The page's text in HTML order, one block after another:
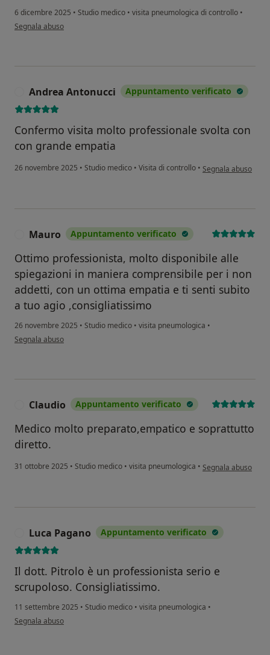
6 dicembre 2025 • Studio medico • visita pneumologica di controllo •
secondo l'opinione dell'utente Fausta
Segnala abuso
Andrea Antonucci Appuntamento verificato
Confermo visita molto professionale svolta con
con grande empatia
26 novembre 2025 • Studio medico • Visita di controllo • secondo l'opinione
Segnala abuso
Mauro Appuntamento verificato
Ottimo professionista, molto disponibile alle
spiegazioni in maniera comprensibile per i non
addetti, con un ottima empatia e ti senti subito
a tuo agio ,consigliatissimo
26 novembre 2025 • Studio medico • visita pneumologica •
secondo l'opinione dell'utente Mauro
Segnala abuso
Claudio Appuntamento verificato
Medico molto preparato,empatico e soprattutto
diretto.
31 ottobre 2025 • Studio medico • visita pneumologica • secondo l'opinione
Segnala abuso
Luca Pagano Appuntamento verificato
Il dott. Pitrolo è un professionista serio e
scrupoloso. Consigliatissimo.
11 settembre 2025 • Studio medico • visita pneumologica •
secondo l'opinione dell'utente Luca Pagano
Segnala abuso